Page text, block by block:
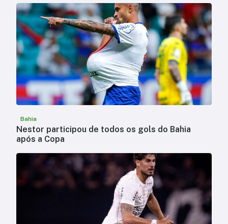
Bahia
Nestor participou de todos os gols do Bahia
após a Copa